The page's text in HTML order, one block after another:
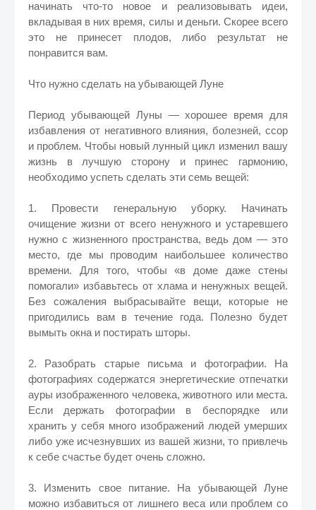
начинать что-то новое и реализовывать идеи,
вкладывая в них время, силы и деньги. Скорее всего
это не принесет плодов, либо результат не
понравится вам.
Что нужно сделать на убывающей Луне
Период убывающей Луны — хорошее время для
избавления от негативного влияния, болезней, ссор
и проблем. Чтобы новый лунный цикл изменил вашу
жизнь в лучшую сторону и принес гармонию,
необходимо успеть сделать эти семь вещей:
1. Провести генеральную уборку. Начинать
очищение жизни от всего ненужного и устаревшего
нужно с жизненного пространства, ведь дом — это
место, где мы проводим наибольшее количество
времени. Для того, чтобы «в доме даже стены
помогали» избавьтесь от хлама и ненужных вещей.
Без сожаления выбрасывайте вещи, которые не
пригодились вам в течение года. Полезно будет
вымыть окна и постирать шторы.
2. Разобрать старые письма и фотографии. На
фотографиях содержатся энергетические отпечатки
ауры изображенного человека, животного или места.
Если держать фотографии в беспорядке или
хранить у себя много изображений людей умерших
либо уже исчезнувших из вашей жизни, то привлечь
к себе счастье будет очень сложно.
3. Изменить свое питание. На убывающей Луне
можно избавиться от лишнего веса или проблем со